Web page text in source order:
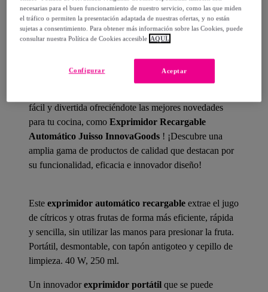
Detalles del producto
fácil y divertida ofreciéndote las mejores novedades
para tu cocina, como Exprimidor Recargable
Automático Juisso InnovaGoods ! ¡Descubre una
amplia gama de productos de calidad que destacan por
su funcionalidad, eficacia e innovador diseño!
Este exprimidor automático recargable extrae el jugo
de cítricos y otras frutas de forma más eficiente, rápida
y sencilla, sin utilizar las manos para presionar la fruta.
Portátil, desmontable, con tapón antigoteo y cepillo de
limpieza. 40 W, 250 ml.
Un innovadorexprimidor portátil que se puede
necesarias para el buen funcionamiento de nuestro servicio, como las que miden
el tráfico o permiten la presentación adaptada de nuestras ofertas, y no están
sujetas a consentimiento. Para obtener más información sobre las Cookies, puede
consultar nuestra Política de Cookies accesible AQUÍ.
Aceptar
Configurar